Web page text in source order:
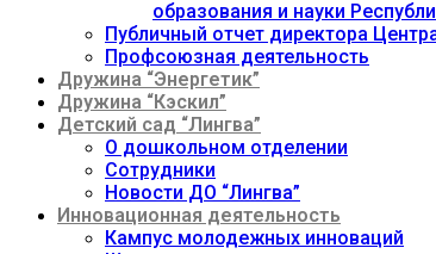
образования и науки
Публичный отчет директора
Профсоюзная деятельность
Дружина “Энергетик”
Дружина “Кэскил”
Детский сад “Лингва”
О дошкольном отделении
Сотрудники
Новости ДО “Лингва”
Инновационная деятельность
Кампус молодежных инноваций